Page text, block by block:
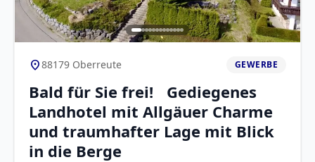
location_on88179 Oberreute GEWERBE
Bald für Sie frei! Gediegenes
Landhotel mit Allgäuer Charme
und traumhafter Lage mit Blick
in die Berge